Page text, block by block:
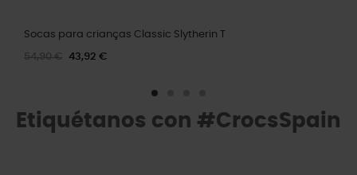
Socas para crianças Classic Slytherin T
54,90 € 43,92 €
Etiquétanos con #CrocsSpain